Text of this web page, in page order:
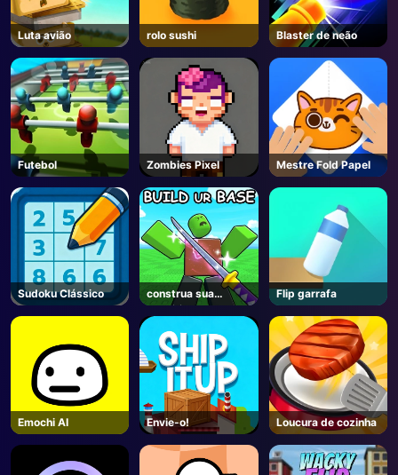
Luta avião rolo sushi Blaster de neão
Futebol Zombies Pixel Mestre Fold Papel
Sudoku Clássico
construa sua
base⚔️ - Roblox
Flip garrafa
Emochi AI Envie-o! Loucura de cozinha